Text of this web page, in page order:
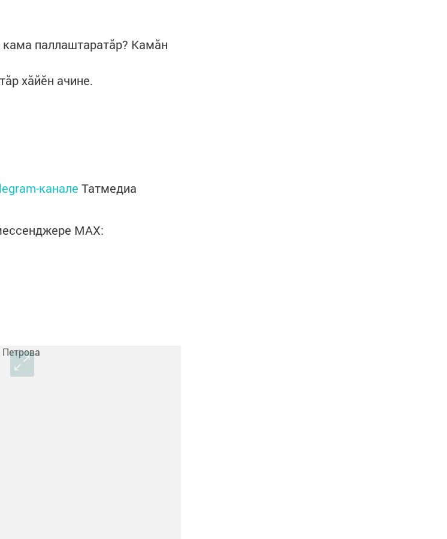
паллаштаратăр? Камăн
хăйӗн ачине.
канале Татмедиа
MАХ: